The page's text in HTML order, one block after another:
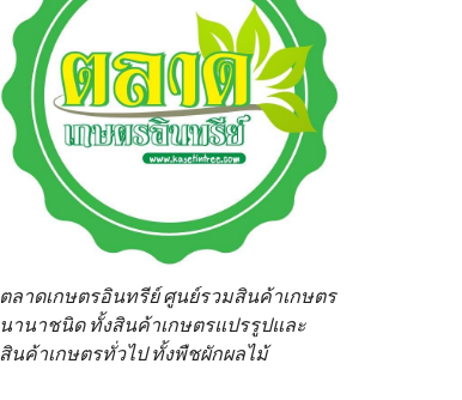
ตลาดเกษตรอินทรีย์ ศูนย์รวมสินค้าเกษตร
นานาชนิด ทั้งสินค้าเกษตรแปรรูปและ
สินค้าเกษตรทั่วไป ทั้งพืชผักผลไม้